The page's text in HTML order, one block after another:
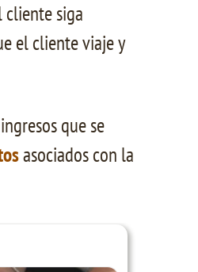
cliente siga
el cliente viaje y
que se
asociados con la